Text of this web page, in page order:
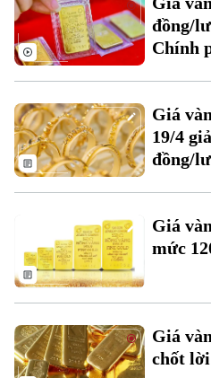
Đất đai
Kinh nghiệm
Xe máy
Thị trường
Tuyển sinh
Hướng nghiệp
Tin tức
Làng nghề
Di tích
Sức khỏe
Dinh dưỡng
Tư vấn sức khỏe
Bóng đá
Quần vợt
Giải trí
Tin tức
Điện ảnh
Âm nhạc
Đã phát sóng
đồng/
Chính
Giá
19/4
đồng/
Giá
mức
Giá
chốt lời